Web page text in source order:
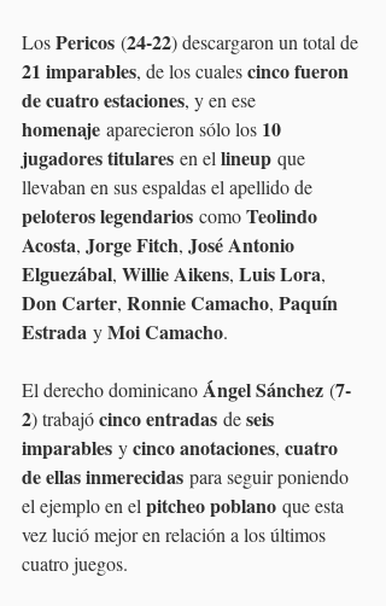
Los Pericos (24-22) descargaron un total de
21 imparables, de los cuales cinco fueron
de cuatro estaciones, y en ese
homenaje aparecieron sólo los 10
jugadores titulares en el lineup que
llevaban en sus espaldas el apellido de
peloteros legendarios como Teolindo
Acosta, Jorge Fitch, José Antonio
Elguezábal, Willie Aikens, Luis Lora,
Don Carter, Ronnie Camacho, Paquín
Estrada y Moi Camacho.
El derecho dominicano Ángel Sánchez (7-
2) trabajó cinco entradas de seis
imparables y cinco anotaciones, cuatro
de ellas inmerecidas para seguir poniendo
el ejemplo en el pitcheo poblano que esta
vez lució mejor en relación a los últimos
cuatro juegos.